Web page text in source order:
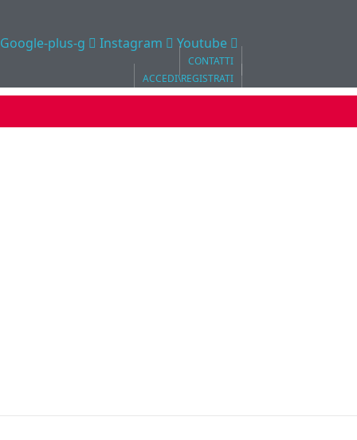
Google-plus-g Instagram Youtube
CONTATTI
ACCEDI\REGISTRATI